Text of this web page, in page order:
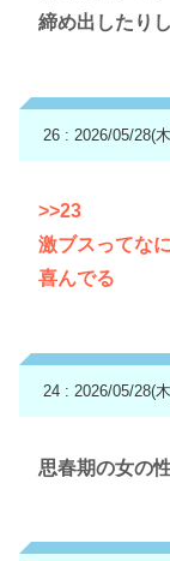
締め出したり
26 : 2026/05/28(
>>23
激ブスってな
喜んでる
24 : 2026/05/28(
思春期の女の